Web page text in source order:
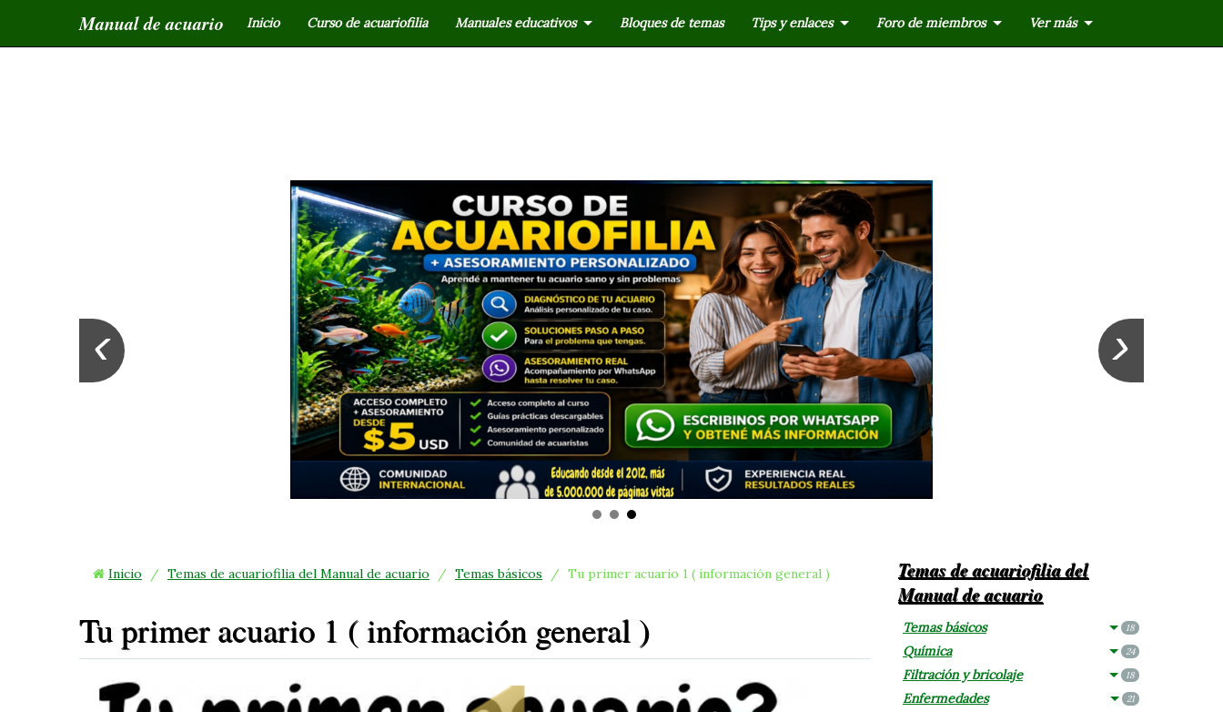
Manual de acuario Inicio Curso de acuariofilia Manuales educativos Bloques de temas Tips y enlaces Foro de miembros Ver más
‹ ›
Inicio / Temas de acuariofilia del Manual de acuario / Temas básicos / Tu primer acuario 1 ( información general )
Tu primer acuario 1 ( información general )
Temas de acuariofilia del
Manual de acuario
Temas básicos 18
Química 24
Filtración y bricolaje 18
Enfermedades 21